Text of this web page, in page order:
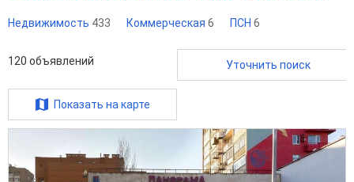
Недвижимость 433 Коммерческая 6 ПСН 6
120 объявлений Уточнить поиск
Показать на карте